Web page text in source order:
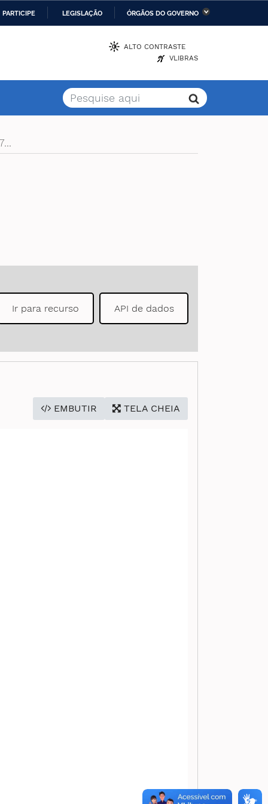
PARTICIPE LEGISLAÇÃO
ÓRGÃOS DO GOVERNO
Tecnologia, Inovações e
Comunicações
e dos Direitos
ALTO CONTRASTE
VLIBRAS
Ir para recurso API de dados
TELA CHEIA
EMBUTIR